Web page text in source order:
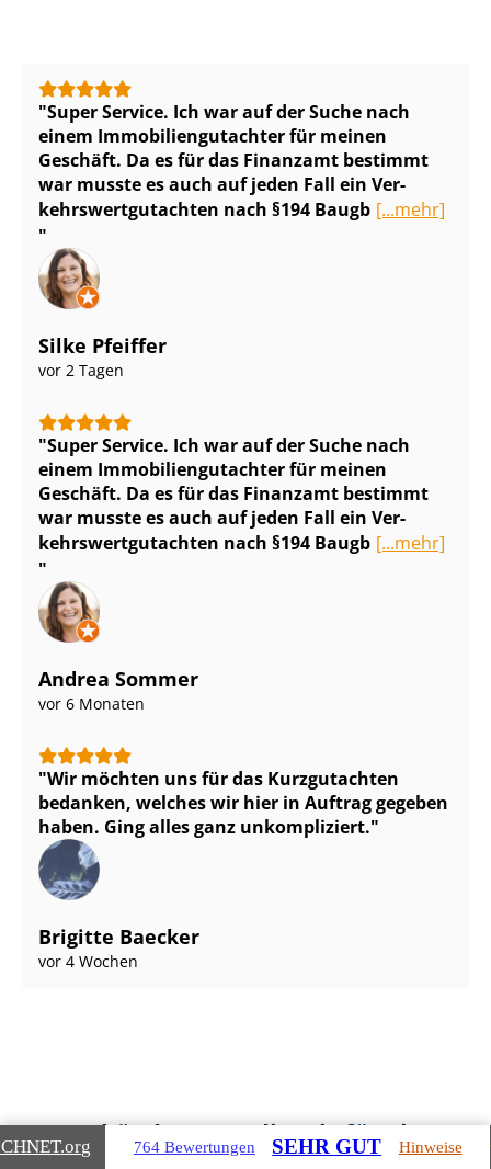
Super Service. Ich war auf der Suche nach
einem Im­mo­bi­li­en­gut­ach­ter für meinen
Geschäft. Da es für das Finanzamt bestimmt
war musste es auch auf jeden Fall ein Ver­
kehrs­wert­gut­ach­ten nach §194 Baugb [...mehr]
Silke Pfeiffer
vor 2 Tagen
Super Service. Ich war auf der Suche nach
einem Im­mo­bi­li­en­gut­ach­ter für meinen
Geschäft. Da es für das Finanzamt bestimmt
war musste es auch auf jeden Fall ein Ver­
kehrs­wert­gut­ach­ten nach §194 Baugb [...mehr]
Andrea Sommer
vor 6 Monaten
Wir möchten uns für das Kurzgutachten
bedanken, welches wir hier in Auftrag gegeben
haben. Ging alles ganz unkompliziert.
Brigitte Baecker
vor 4 Wochen
Gebäudearten, die wir für Sie
.org 764 Bewertungen SEHR GUT Hinweise